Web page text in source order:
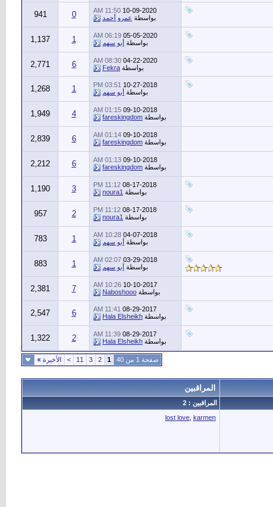
10-09-2020
11:50 AM
بواسطة عمرو أحمد 0
941
05-05-2020
06:19 AM
بواسطة أبو سهم 1
1,137
04-22-2020
08:30 AM
بواسطة Fekra
6
2,771
10-27-2018
03:51 PM
بواسطة أبو سهم 1
1,268
09-10-2018
01:15 AM
بواسطة fareskingdom
4
1,949
09-10-2018
01:14 AM
بواسطة fareskingdom
6
2,839
09-10-2018
01:13 AM
بواسطة fareskingdom
6
2,212
08-17-2018
11:12 PM
بواسطة noura1
3
1,190
08-17-2018
11:12 PM
بواسطة noura1
2
957
04-07-2018
10:28 AM
بواسطة أبو سهم 1
783
03-29-2018
02:07 AM
بواسطة أبو سهم 1
883
10-10-2017
10:26 AM
بواسطة Naboshooo
7
2,381
08-29-2017
11:41 AM
بواسطة Hala Elsheikh
6
2,547
08-29-2017
11:39 AM
بواسطة Hala Elsheikh
2
1,322
صفحة 1 من 40 1
2
3
11
> الأخيرة »
المراقبين
المراقبين : 2
lost love karmen